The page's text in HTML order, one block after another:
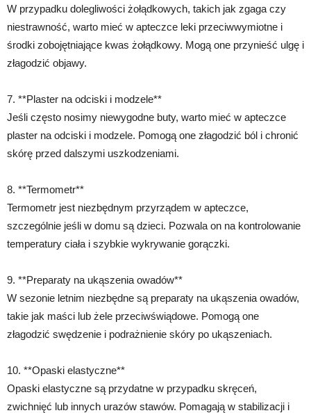
W przypadku dolegliwości żołądkowych, takich jak zgaga czy
niestrawność, warto mieć w apteczce leki przeciwwymiotne i
środki zobojętniające kwas żołądkowy. Mogą one przynieść ulgę i
złagodzić objawy.
7. **Plaster na odciski i modzele**
Jeśli często nosimy niewygodne buty, warto mieć w apteczce
plaster na odciski i modzele. Pomogą one złagodzić ból i chronić
skórę przed dalszymi uszkodzeniami.
8. **Termometr**
Termometr jest niezbędnym przyrządem w apteczce,
szczególnie jeśli w domu są dzieci. Pozwala on na kontrolowanie
temperatury ciała i szybkie wykrywanie gorączki.
9. **Preparaty na ukąszenia owadów**
W sezonie letnim niezbędne są preparaty na ukąszenia owadów,
takie jak maści lub żele przeciwświądowe. Pomogą one
złagodzić swędzenie i podrażnienie skóry po ukąszeniach.
10. **Opaski elastyczne**
Opaski elastyczne są przydatne w przypadku skręceń,
zwichnięć lub innych urazów stawów. Pomagają w stabilizacji i